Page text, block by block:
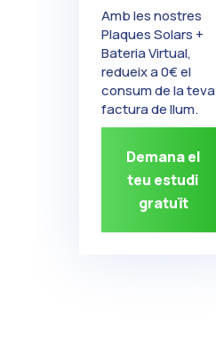
Amb les nostres
Plaques Solars +
Bateria Virtual,
redueix a 0€ el
consum de la teva
factura de llum.
Demana el
teu estudi
gratuït